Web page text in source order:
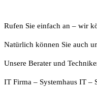
Rufen Sie einfach an – wir
Natürlich können Sie auch
Unsere Berater und
IT Firma – Systemhaus IT –